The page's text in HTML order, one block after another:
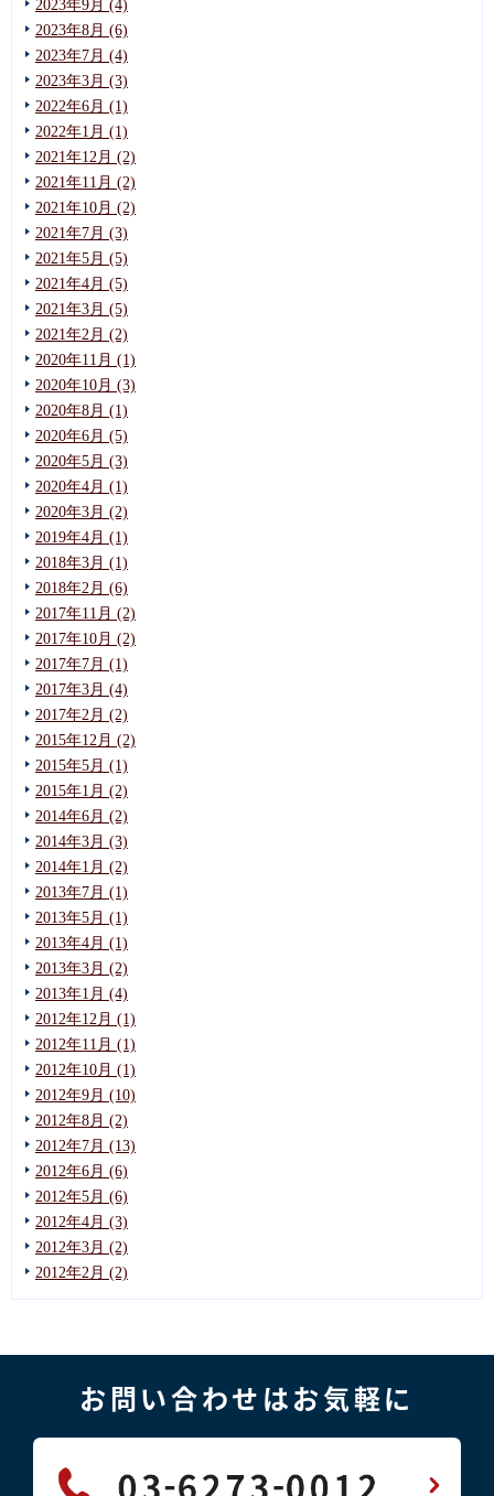
2023年9月 (4)
2023年8月 (6)
2023年7月 (4)
2023年3月 (3)
2022年6月 (1)
2022年1月 (1)
2021年12月 (2)
2021年11月 (2)
2021年10月 (2)
2021年7月 (3)
2021年5月 (5)
2021年4月 (5)
2021年3月 (5)
2021年2月 (2)
2020年11月 (1)
2020年10月 (3)
2020年8月 (1)
2020年6月 (5)
2020年5月 (3)
2020年4月 (1)
2020年3月 (2)
2019年4月 (1)
2018年3月 (1)
2018年2月 (6)
2017年11月 (2)
2017年10月 (2)
2017年7月 (1)
2017年3月 (4)
2017年2月 (2)
2015年12月 (2)
2015年5月 (1)
2015年1月 (2)
2014年6月 (2)
2014年3月 (3)
2014年1月 (2)
2013年7月 (1)
2013年5月 (1)
2013年4月 (1)
2013年3月 (2)
2013年1月 (4)
2012年12月 (1)
2012年11月 (1)
2012年10月 (1)
2012年9月 (10)
2012年8月 (2)
2012年7月 (13)
2012年6月 (6)
2012年5月 (6)
2012年4月 (3)
2012年3月 (2)
2012年2月 (2)
お問い合わせはお気軽に